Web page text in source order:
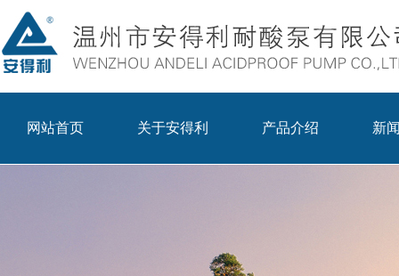
网站首页 关于安得利 产品介绍 新